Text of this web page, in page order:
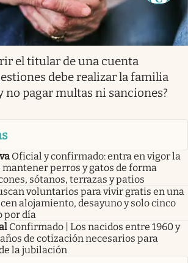
el titular de una cuenta
debe realizar la familia
no pagar multas ni sanciones?
Oficial y confirmado: entra en vigor la
perros y gatos de forma
sótanos, terrazas y patios
voluntarios para vivir gratis en una
alojamiento, desayuno y solo cinco
por día
Confirmado | Los nacidos entre 1960 y
de cotización necesarios para
la jubilación